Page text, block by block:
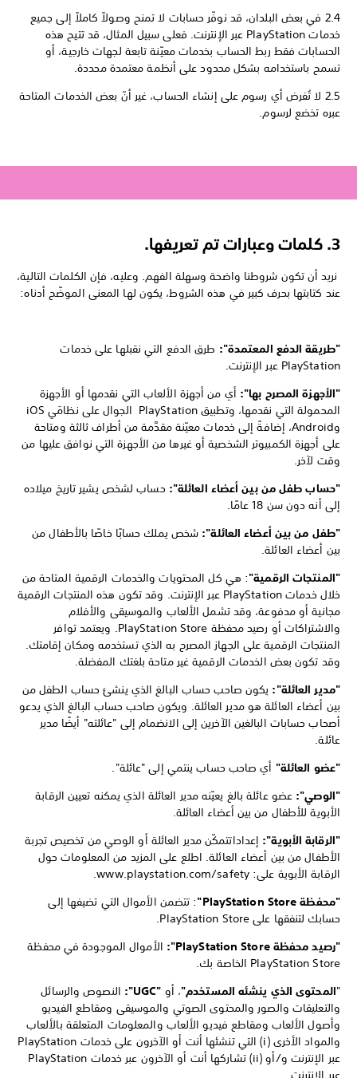
2.4 في بعض البلدان، قد نوفّر حسابات لا تمنح وصولاً كاملاً إلى جميع
خدمات PlayStation عبر الإنترنت. فعلى سبيل المثال، قد تتيح هذه
الحسابات فقط ربط الحساب بخدمات معيّنة تابعة لجهات خارجية، أو
تسمح باستخدامه بشكل محدود على أنظمة معتمدة محددة.
2.5 لا تُفرض أي رسوم على إنشاء الحساب، غير أنّ بعض الخدمات المتاحة
عبره تخضع لرسوم.
3. كلمات وعبارات تم تعريفها.
نريد أن تكون شروطنا واضحة وسهلة الفهم. وعليه، فإن الكلمات التالية،
عند كتابتها بحرف كبير في هذه الشروط، يكون لها المعنى الموضّح أدناه:
"طريقة الدفع المعتمدة": طرق الدفع التي نقبلها على خدمات
PlayStation عبر الإنترنت.
"الأجهزة المصرح بها": أي من أجهزة الألعاب التي نقدمها أو الأجهزة
المحمولة التي نقدمها، وتطبيق PlayStation الجوال على نظامَي iOS
وAndroid، إضافةً إلى خدمات معيّنة مقدَّمة من أطراف ثالثة ومتاحة
على أجهزة الكمبيوتر الشخصية أو غيرها من الأجهزة التي نوافق عليها من
وقت لآخر.
"حساب طفل من بين أعضاء العائلة": حساب لشخص يشير تاريخ ميلاده
إلى أنه دون سن 18 عامًا.
"طفل من بين أعضاء العائلة": شخص يملك حسابًا خاصًا بالأطفال من
بين أعضاء العائلة.
"المنتجات الرقمية": هي كل المحتويات والخدمات الرقمية المتاحة من
خلال خدمات PlayStation عبر الإنترنت. وقد تكون هذه المنتجات الرقمية
مجانية أو مدفوعة، وقد تشمل الألعاب والموسيقى والأفلام
والاشتراكات أو رصيد محفظة PlayStation Store. ويعتمد توافر
المنتجات الرقمية على الجهاز المصرح به الذي تستخدمه ومكان إقامتك.
وقد تكون بعض الخدمات الرقمية غير متاحة بلغتك المفضلة.
"مدير العائلة": يكون صاحب حساب البالغ الذي ينشئ حساب الطفل من
بين أعضاء العائلة هو مدير العائلة. ويكون صاحب حساب البالغ الذي يدعو
أصحاب حسابات البالغين الآخرين إلى الانضمام إلى "عائلته" أيضًا مدير
عائلة.
"عضو العائلة" أي صاحب حساب ينتمي إلى "عائلة".
"الوصي": عضو عائلة بالغ يعيّنه مدير العائلة الذي يمكنه تعيين الرقابة
الأبوية للأطفال من بين أعضاء العائلة.
"الرقابة الأبوية": إعداداتتمكّن مدير العائلة أو الوصي من تخصيص تجربة
الأطفال من بين أعضاء العائلة. اطلع على المزيد من المعلومات حول
الرقابة الأبوية على: www.playstation.com/safety.
"محفظة PlayStation Store"
: تتضمن الأموال التي تضيفها إلى
حسابك لتنفقها على PlayStation Store.
"رصيد محفظة PlayStation Store":
الأموال الموجودة في محفظة
PlayStation Store الخاصة بك.
"المحتوى الذي ينشئه المستخدم"، أو "UGC":
النصوص والرسائل
والتعليقات والصور والمحتوى الصوتي والموسيقى ومقاطع الفيديو
وأصول الألعاب ومقاطع فيديو الألعاب والمعلومات المتعلقة بالألعاب
والمواد الأخرى (i) التي تنشئها أنت أو الآخرون على خدمات PlayStation
عبر الإنترنت و/أو (ii) تشاركها أنت أو الآخرون عبر خدمات PlayStation
عبر الإنترنت.